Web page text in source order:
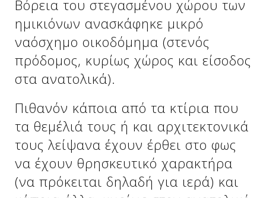
Βόρεια του στεγασμένου χώρου των
ημικιόνων ανασκάφηκε μικρό
ναόσχημο οικοδόμημα (στενός
πρόδομος, κυρίως χώρος και είσοδος
στα ανατολικά).
Πιθανόν κάποια από τα κτίρια που
τα θεμέλιά τους ή και αρχιτεκτονικά
τους λείψανα έχουν έρθει στο φως
να έχουν θρησκευτικό χαρακτήρα
(να πρόκειται δηλαδή για ιερά) και